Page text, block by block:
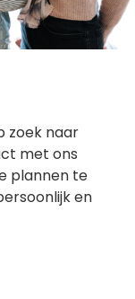
zoek naar
met ons
plannen te
en